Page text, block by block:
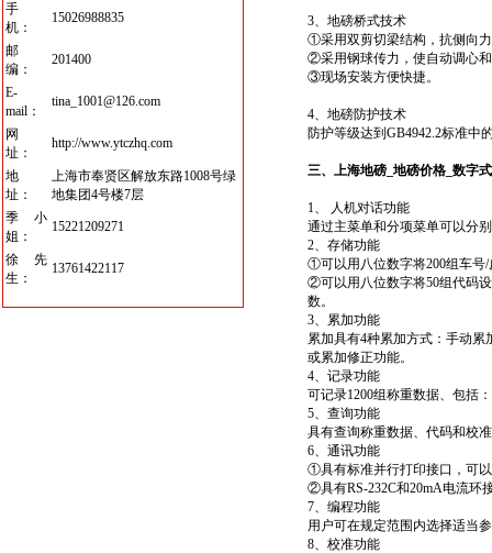
手
机：
15026988835
邮
编：
201400
E-
mail：
tina_1001@126.com
网
址：
http://www.ytczhq.com
地
址：
上海市奉贤区解放东路1008号绿
地集团4号楼7层
季小
姐：
15221209271
徐先
生：
13761422117
3、地磅桥式技术
①采用双剪切梁结构，抗侧向
②采用钢球传力，使自动调心
③现场安装方便快捷。
4、地磅防护技术
防护等级达到GB4942.2标准中
三、上海地磅_地磅价格_ 数字
1、 人机对话功能
通过主菜单和分项菜单可以分
2、存储功能
①可以用八位数字将200组车号
②可以用八位数字将50组代码
数。
3、累加功能
累加具有4种累加方式：手动
或累加修正功能。
4、记录功能
可记录1200组称重数据、包括
5、查询功能
具有查询称重数据、代码和校
6、通讯功能
①具有标准并行打印接口，可
②具有RS-232C和20mA电流环
7、编程功能
用户可在规定范围内选择适当
8、校准功能